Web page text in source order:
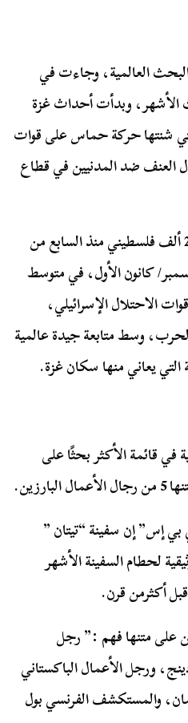
العالمية، وجاءت في
الأشهر، وبدأت أحداث غزة
شنتها حركة حماس على قوات
العنف ضد المدنيين في قطاع
وتشير التقارير إلى مقتل نحو 20 ألف فلسطيني منذ السابع من
/تشرين الأول إلى 22 ديسمبر/ كانون الأول، في متوسط
الاحتلال الإسرائيلي،
وسط متابعة جيدة عالمية
يعاني منها سكان غزة.
في قائمة الأكثر بحثًا على
إس” إن سفينة “تيتان ”
لحطام السفينة الأشهر
أكثرمن قرن.
على متنها فهم :” رجل
ورجل الأعمال الباكستاني
والمستكشف الفرنسي بول